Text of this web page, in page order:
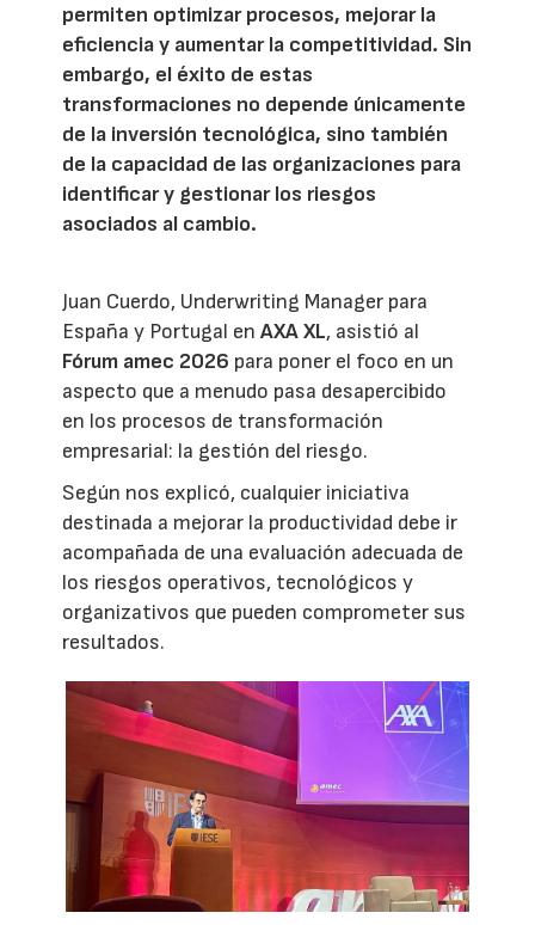
permiten optimizar procesos, mejorar la
eficiencia y aumentar la competitividad. Sin
embargo, el éxito de estas
transformaciones no depende únicamente
de la inversión tecnológica, sino también
de la capacidad de las organizaciones para
identificar y gestionar los riesgos
asociados al cambio.
Juan Cuerdo, Underwriting Manager para
España y Portugal enAXA XL, asistió al
Fórum amec 2026 para poner el foco en un
aspecto que a menudo pasa desapercibido
en los procesos de transformación
empresarial: la gestión del riesgo.
Según nos explicó, cualquier iniciativa
destinada a mejorar la productividad debe ir
acompañada de una evaluación adecuada de
los riesgos operativos, tecnológicos y
organizativos que pueden comprometer sus
resultados.